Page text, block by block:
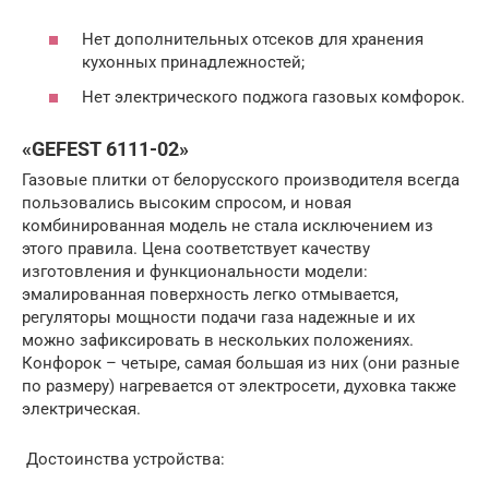
Нет дополнительных отсеков для хранения
кухонных принадлежностей;
Нет электрического поджога газовых комфорок.
«GEFEST 6111-02»
Газовые плитки от белорусского производителя всегда
пользовались высоким спросом, и новая
комбинированная модель не стала исключением из
этого правила. Цена соответствует качеству
изготовления и функциональности модели:
эмалированная поверхность легко отмывается,
регуляторы мощности подачи газа надежные и их
можно зафиксировать в нескольких положениях.
Конфорок – четыре, самая большая из них (они разные
по размеру) нагревается от электросети, духовка также
электрическая.
Достоинства устройства: